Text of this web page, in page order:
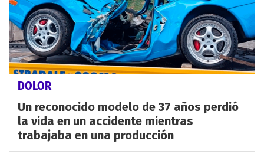
DOLOR
Un reconocido modelo de 37 años perdió
la vida en un accidente mientras
trabajaba en una producción